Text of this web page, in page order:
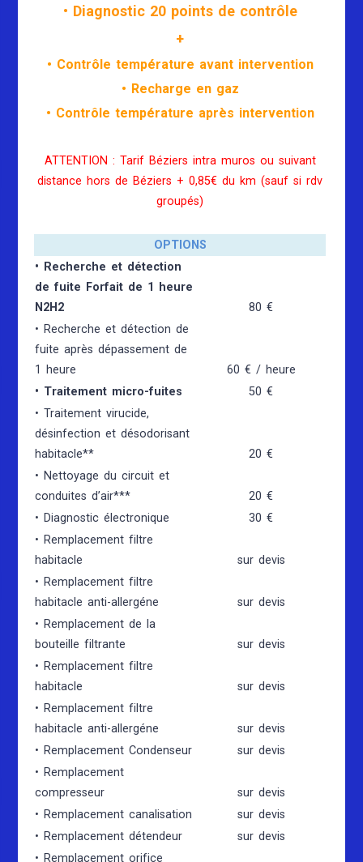
• Diagnostic 20 points de contrôle
+
• Contrôle température avant intervention
• Recharge en gaz
• Contrôle température après intervention
ATTENTION : Tarif Béziers intra muros ou suivant
distance hors de Béziers + 0,85€ du km (sauf si rdv
groupés)
OPTIONS
• Recherche et détection
de fuite Forfait de 1 heure
N2H2
80 €
• Recherche et détection de
fuite après dépassement de
1 heure
60 € / heure
• Traitement micro-fuites
50 €
• Traitement virucide,
désinfection et désodorisant
habitacle**
20 €
• Nettoyage du circuit et
conduites d’air***
20 €
• Diagnostic électronique
30 €
• Remplacement filtre
habitacle
sur devis
• Remplacement filtre
habitacle anti-allergéne
sur devis
• Remplacement de la
bouteille filtrante
sur devis
• Remplacement filtre
habitacle
sur devis
• Remplacement filtre
habitacle anti-allergéne
sur devis
• Remplacement Condenseur
sur devis
• Remplacement
compresseur
sur devis
• Remplacement canalisation
sur devis
• Remplacement détendeur
sur devis
• Remplacement orifice